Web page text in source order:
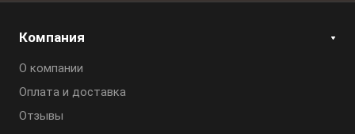
Компания
О компании
Оплата и доставка
Отзывы